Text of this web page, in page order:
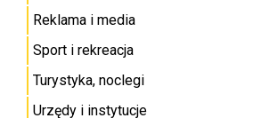
Reklama i media
Sport i rekreacja
Turystyka, noclegi
Urzędy i instytucje